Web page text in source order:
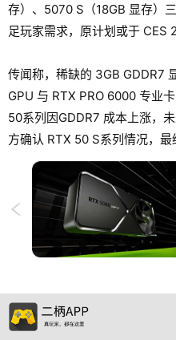
存）、5070 S（18GB 显存）
足玩家需求，原计划或于 CES
传闻称，稀缺的 3GB GDDR7
GPU 与 RTX PRO 6000 专业
50系列因GDDR7 成本上涨，
方确认 RTX 50 S系列情况，最